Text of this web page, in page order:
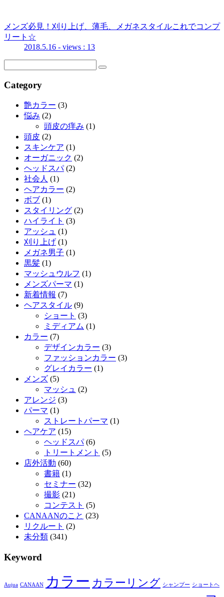
メンズ必見！刈り上げ、薄毛、メガネスタイルこれでコンプ
リート☆
2018.5.16 - views : 13
Category
艶カラー (3)
悩み (2)
頭皮の痒み (1)
頭皮 (2)
スキンケア (1)
オーガニック (2)
ヘッドスパ(2)
社会人 (1)
ヘアカラー (2)
ボブ (1)
スタイリング (2)
ハイライト (3)
アッシュ (1)
刈り上げ (1)
メガネ男子 (1)
黒髪 (1)
マッシュウルフ (1)
メンズパーマ (1)
新着情報 (7)
ヘアスタイル (9)
ショート (3)
ミディアム (1)
カラー (7)
デザインカラー (3)
ファッションカラー (3)
グレイカラー (1)
メンズ (5)
マッシュ (2)
アレンジ (3)
パーマ (1)
ストレートパーマ (1)
ヘアケア (15)
ヘッドスパ(6)
トリートメント (5)
店外活動 (60)
書籍 (1)
セミナー (32)
撮影 (21)
コンテスト (5)
CANAANのこと (23)
リクルート (2)
未分類 (341)
Keyword
Aujua CANAAN カラー カラーリング シャンプー ショートヘ